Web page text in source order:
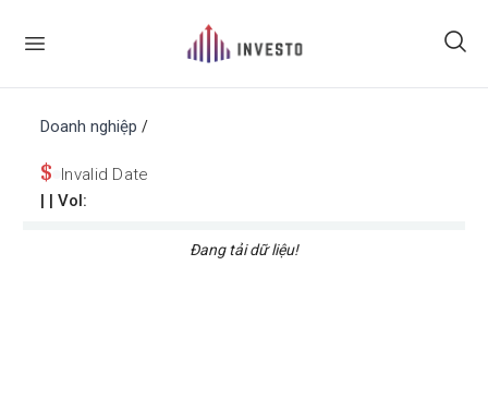
Doanh nghiệp /
$ Invalid Date
| | Vol:
Đang tải dữ liệu!